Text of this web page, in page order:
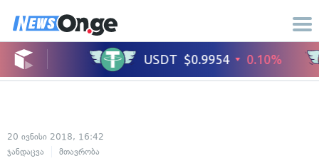
20 ივნისი 2018, 16:42
ჯანდაცვა
მთავრობა